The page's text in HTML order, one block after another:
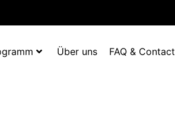
Über uns FAQ & Contact